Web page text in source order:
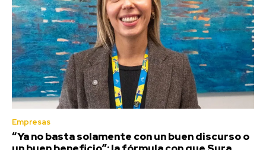
Empresas
“Ya no basta solamente con un buen discurso o